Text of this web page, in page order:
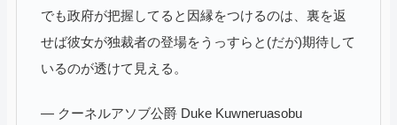
でも政府が把握してると因縁をつけるのは、裏を返
せば彼女が独裁者の登場をうっすらと(だが)期待して
いるのが透けて見える。
— クーネルアソブ公爵 Duke Kuwneruasobu